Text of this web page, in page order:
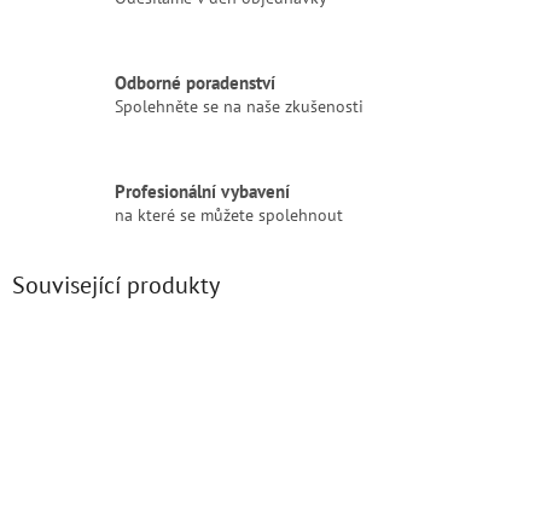
Odborné poradenství
Spolehněte se na naše zkušenosti
Profesionální vybavení
na které se můžete spolehnout
Související produkty